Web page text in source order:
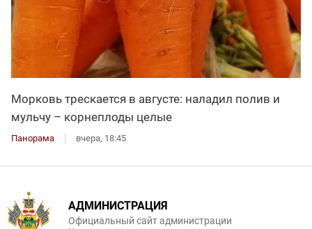
Морковь трескается в августе: наладил полив и
мульчу – корнеплоды целые
Панорама вчера, 18:45
АДМИНИСТРАЦИЯ
Официальный сайт администрации